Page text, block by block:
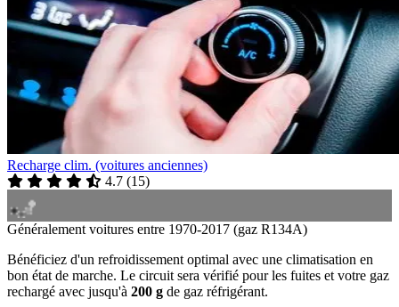
Recharge clim. (voitures anciennes)
4.7 (15)
Généralement voitures entre 1970-2017 (gaz R134A)
Bénéficiez d'un refroidissement optimal avec une climatisation en
bon état de marche. Le circuit sera vérifié pour les fuites et votre gaz
rechargé avec jusqu'à 200 g de gaz réfrigérant.